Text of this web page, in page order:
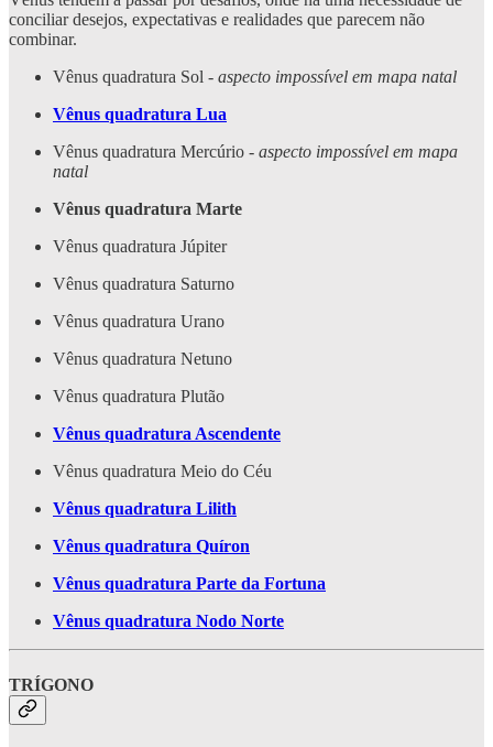
conciliar desejos, expectativas e realidades que parecem não
combinar.
Vênus quadratura Sol - aspecto impossível em mapa natal
Vênus quadratura Lua
Vênus quadratura Mercúrio - aspecto impossível em mapa
natal
Vênus quadratura Marte
Vênus quadratura Júpiter
Vênus quadratura Saturno
Vênus quadratura Urano
Vênus quadratura Netuno
Vênus quadratura Plutão
Vênus quadratura Ascendente
Vênus quadratura Meio do Céu
Vênus quadratura Lilith
Vênus quadratura Quíron
Vênus quadratura Parte da Fortuna
Vênus quadratura Nodo Norte
TRÍGONO